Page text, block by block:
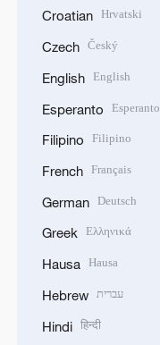
Croatian Hrvatski
Czech Český
English English
Esperanto Esperanto
Filipino Filipino
French Français
German Deutsch
Greek Ελληνικά
Hausa Hausa
Hebrew עברית
Hindi हिन्दी